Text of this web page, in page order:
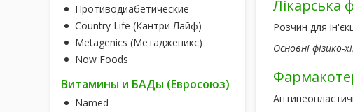
Противодиабетические
Country Life (Кантри Лайф)
Metagenics (Метадженикс)
Now Foods
Витамины и БАДы (Евросоюз)
Named
Лікарська
Розчин для
Основні фізико-